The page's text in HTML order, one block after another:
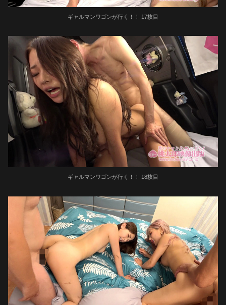
ギャルマンワゴンが行く！！ 17枚目
ギャルマンワゴンが行く！！ 18枚目